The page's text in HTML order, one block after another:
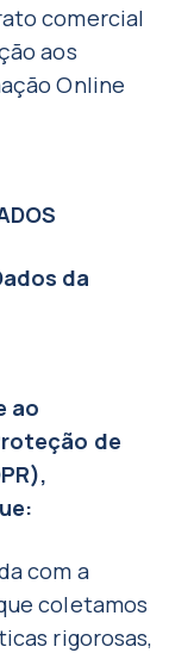
comercial
aos
Online
da
ao
de
com a
coletamos
rigorosas,